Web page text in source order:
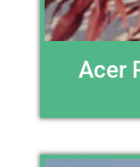
Acer